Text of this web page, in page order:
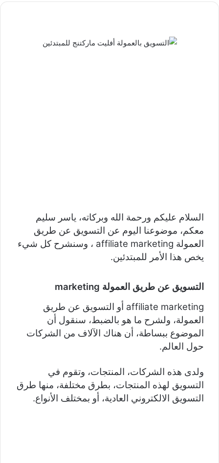
السلام عليكم ورحمة الله وبركاته، ياسر سليم
معكم، موضوعنا اليوم عن التسويق عن طريق
العمولة affiliate marketing ، وسنشرح كل شيء
يخص هذا الأمر للمبتدئين.
التسويق عن طريق العمولة marketing
affiliate marketing أو التسويق عن طريق
العمولة، ولشرح ما هو بالضبط، سنقول أن
الموضوع ببساطة، أن هناك الآلاف من الشركات
حول العالم.
ولدى هذه الشركات، المنتجات، وتقوم في
التسويق لهذه المنتجات، بطرق مختلفة، منها طرق
التسويق الالكتروني العادية، أو بمختلف الأنواع.